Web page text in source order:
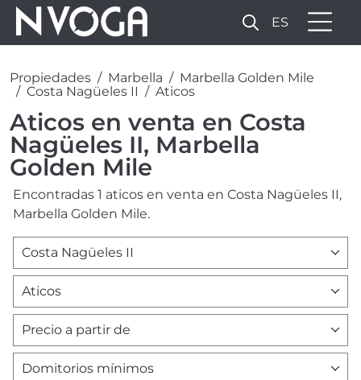
ES
Propiedades Marbella
Marbella Golden Mile
Costa Nagüeles II
Aticos
Aticos en venta en Costa
Nagüeles II, Marbella
Golden Mile
Encontradas 1 aticos en venta en Costa Nagüeles II,
Marbella Golden Mile.
Costa Nagüeles II
Aticos
Precio a partir de
Domitorios mínimos